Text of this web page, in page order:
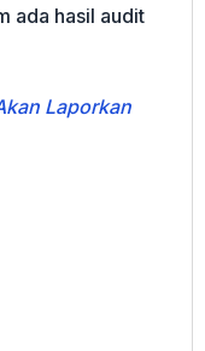
ada hasil audit
Laporkan